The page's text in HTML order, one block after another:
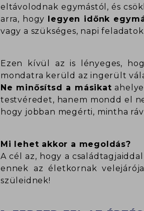
eltávolodnak egymástól, és
arra, hogy legyen időnk
vagy a szükséges, napi
Ezen kívül az is lényeges,
mondatra kerüld az ingerült
Ne minősítsd a másikat
testvéredet, hanem mondd el
hogy jobban megérti, mintha
Mi lehet akkor a megoldás?
A cél az, hogy a
ennek az életkornak
szüleidnek!